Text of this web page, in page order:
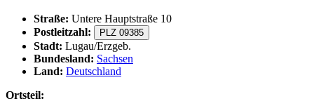
Straße: Untere Hauptstraße 10
Postleitzahl:
PLZ 09385
Stadt: Lugau/Erzgeb.
Bundesland: Sachsen
Land: Deutschland
Ortsteil: